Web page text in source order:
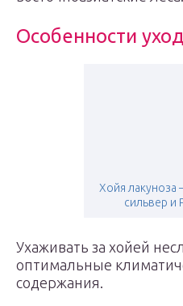
Особенности
Хойя
сильвер и
Ухаживать за хойей
оптимальные
содержания.